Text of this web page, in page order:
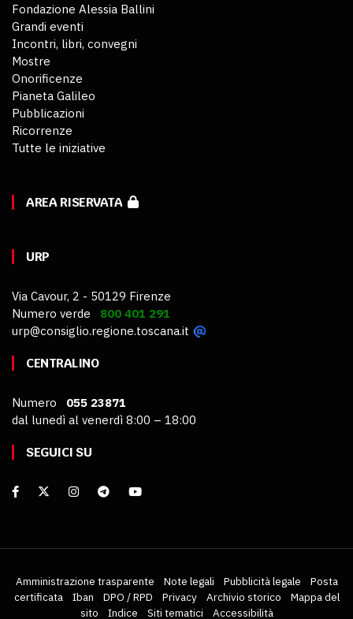
Fondazione Alessia Ballini
Grandi eventi
Incontri, libri, convegni
Mostre
Onorificenze
Pianeta Galileo
Pubblicazioni
Ricorrenze
Tutte le iniziative
AREA RISERVATA
URP
Via Cavour, 2 - 50129 Firenze
Numero verde 800 401 291
urp@consiglio.regione.toscana.it
CENTRALINO
Numero 055 23871
dal lunedì al venerdì 8:00 – 18:00
SEGUICI SU
Amministrazione trasparente Note legali Pubblicità legale
Posta
certificata
Iban DPO / RPD Privacy Archivio storico
Mappa del
sito
Indice Siti tematici Accessibilità